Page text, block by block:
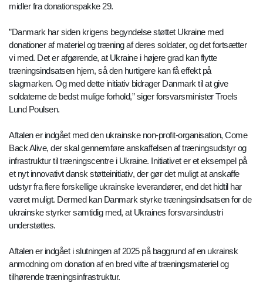
midler fra donationspakke 29.
”Danmark har siden krigens begyndelse støttet Ukraine med
donationer af materiel og træning af deres soldater, og det fortsætter
vi med. Det er afgørende, at Ukraine i højere grad kan flytte
træningsindsatsen hjem, så den hurtigere kan få effekt på
slagmarken. Og med dette initiativ bidrager Danmark til at give
soldaterne de bedst mulige forhold,” siger forsvarsminister Troels
Lund Poulsen.
Aftalen er indgået med den ukrainske non-profit-organisation, Come
Back Alive, der skal gennemføre anskaffelsen af træningsudstyr og
infrastruktur til træningscentre i Ukraine. Initiativet er et eksempel på
et nyt innovativt dansk støtteinitiativ, der gør det muligt at anskaffe
udstyr fra flere forskellige ukrainske leverandører, end det hidtil har
været muligt. Dermed kan Danmark styrke træningsindsatsen for de
ukrainske styrker samtidig med, at Ukraines forsvarsindustri
understøttes.
Aftalen er indgået i slutningen af 2025 på baggrund af en ukrainsk
anmodning om donation af en bred vifte af træningsmateriel og
tilhørende træningsinfrastruktur.